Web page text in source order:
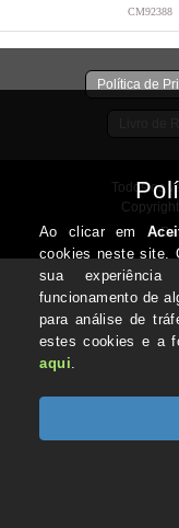
CM92388
Política de
Todos os